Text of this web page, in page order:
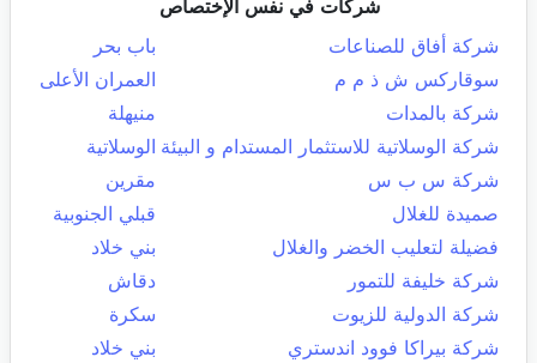
شركات في نفس الإختصاص
شركة أفاق للصناعات
باب بحر
سوقاركس ش ذ م م
العمران الأعلى
شركة بالمدات
منيهلة
شركة الوسلاتية للاستثمار المستدام و البيئة الوسلاتية
شركة س ب س
مقرين
صميدة للغلال
قبلي الجنوبية
فضيلة لتعليب الخضر والغلال
بني خلاد
شركة خليفة للتمور
دقاش
شركة الدولية للزيوت
سكرة
شركة بيراكا فوود اندستري
بني خلاد